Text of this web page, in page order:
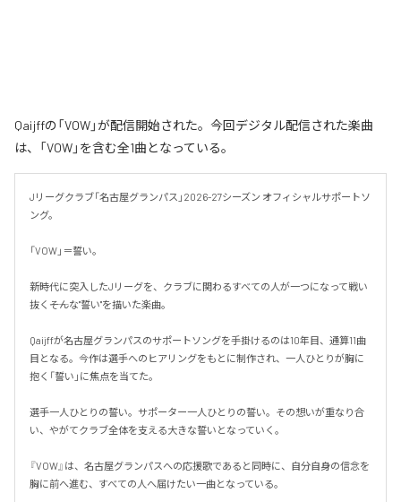
Qaijffの「VOW」が配信開始された。今回デジタル配信された楽曲
は、「VOW」を含む全1曲となっている。
Jリーグクラブ「名古屋グランパス」2026-27シーズン オフィシャルサポートソ
ング。
「VOW」＝誓い。
新時代に突入したJリーグを、クラブに関わるすべての人が一つになって戦い
抜く――そんな"誓い"を描いた楽曲。
Qaijffが名古屋グランパスのサポートソングを手掛けるのは10年目、通算11曲
目となる。今作は選手へのヒアリングをもとに制作され、一人ひとりが胸に
抱く「誓い」に焦点を当てた。
選手一人ひとりの誓い。サポーター一人ひとりの誓い。その想いが重なり合
い、やがてクラブ全体を支える大きな誓いとなっていく。
『VOW』は、名古屋グランパスへの応援歌であると同時に、自分自身の信念を
胸に前へ進む、すべての人へ届けたい一曲となっている。